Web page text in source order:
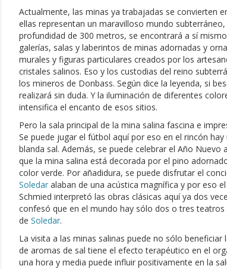
Actualmente, las minas ya trabajadas se convierten
ellas representan un maravilloso mundo
profundidad de 300 metros, se encontrará a sí
galerías, salas y laberintos de minas adornadas y
murales y figuras particulares creados por los
cristales salinos. Eso y los custodias del reino
los mineros de Donbass. Según dice la leyenda, si
realizará sin duda. Y la iluminación de diferentes
intensifica el encanto de esos sitios.
Pero la sala principal de la mina salina fascina e
Se puede jugar el fútbol aquí por eso en el rincón
blanda sal. Además, se puede celebrar el Año
que la mina salina está decorada por el pino
color verde. Por añadidura, se puede disfrutar el
Soledar alaban de una acústica magnífica y por eso
Schmied interpretó las obras clásicas aquí ya dos
confesó que en el mundo hay sólo dos o tres
de Soledar.
La visita a las minas salinas puede no sólo
de aromas de sal tiene el efecto terapéutico en el
una hora y media puede influir positivamente en la